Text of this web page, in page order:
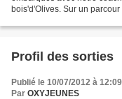
bois'd'Olives. Sur un parcour
Profil des sorties
Publié le 10/07/2012 à 12:09
Par OXYJEUNES